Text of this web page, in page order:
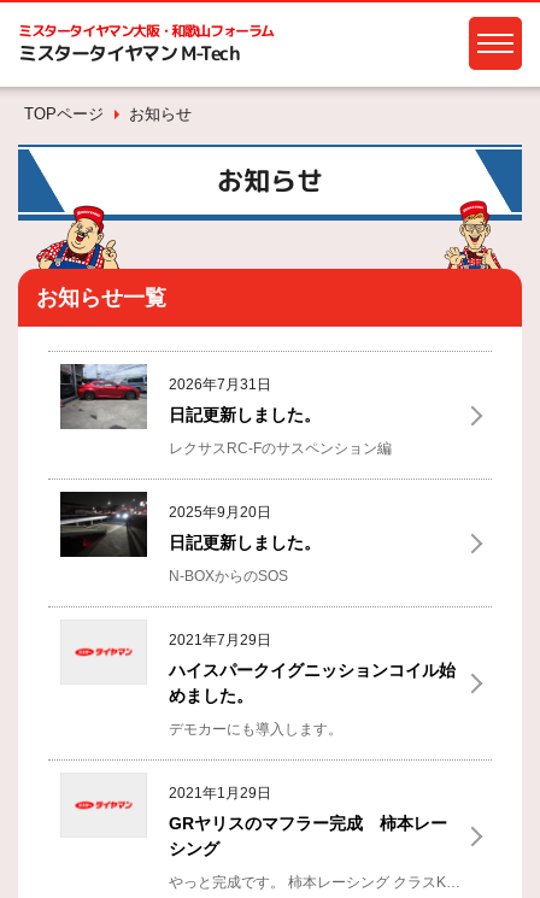
ミスタータイヤマン大阪・和歌山フォーラム
ミスタータイヤマン M-Tech
TOPページ お知らせ
お知らせ
お知らせ一覧
2026年7月31日
日記更新しました。
レクサスRC-Fのサスペンション編
2025年9月20日
日記更新しました。
N-BOXからのSOS
2021年7月29日
ハイスパークイグニッションコイル始
めました。
デモカーにも導入します。
2021年1月29日
GRヤリスのマフラー完成 柿本レー
シング
やっと完成です。 柿本レーシング クラスKR 定価165,000円予定です。